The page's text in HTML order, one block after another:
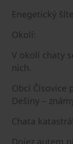
Enegetický
Okolí:
V okolí chaty
nich.
Obcí Čísovice
Dešiny –
Chata
Dojez autem